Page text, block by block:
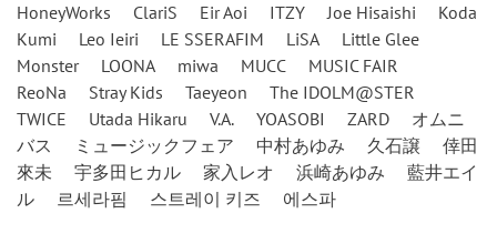
HoneyWorks
ClariS Eir Aoi ITZY Joe Hisaishi
Koda
Kumi
Leo Ieiri LE SSERAFIM LiSA
Little Glee
Monster
LOONA miwa MUCC
MUSIC FAIR
ReoNa
Stray Kids Taeyeon
The IDOLM@STER
TWICE
Utada Hikaru V.A. YOASOBI ZARD
オムニ
バス
ミュージックフェア 中村あゆみ 久石譲
倖田
來未
宇多田ヒカル 家入レオ 浜崎あゆみ
藍井エイ
ル
르세라핌 스트레이 키즈 에스파